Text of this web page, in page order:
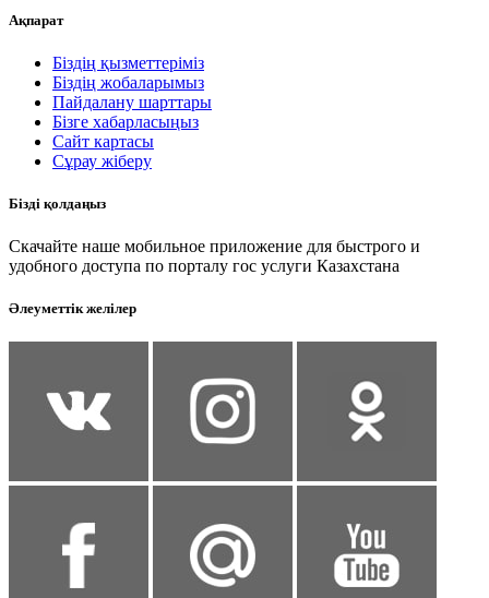
Ақпарат
Біздің қызметтеріміз
Біздің жобаларымыз
Пайдалану шарттары
Бізге хабарласыңыз
Сайт картасы
Сұрау жіберу
Бізді қолдаңыз
Скачайте наше мобильное приложение для быстрого и
удобного доступа по порталу гос услуги Казахстана
Әлеуметтік желілер